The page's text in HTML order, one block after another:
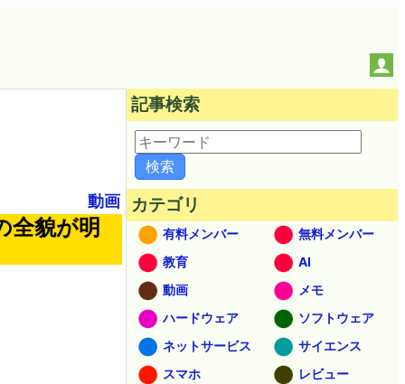
動画
全貌が明
記事検索
カテゴリ
有料メンバー
無料メンバー
教育
AI
動画
メモ
ハードウェア
ソフトウェア
ネットサービス
サイエンス
スマホ
レビュー